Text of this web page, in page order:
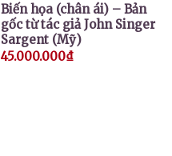
Biến họa (chân ái) – Bản
gốc từ tác giả John Singer
Sargent (Mỹ)
45.000.000₫